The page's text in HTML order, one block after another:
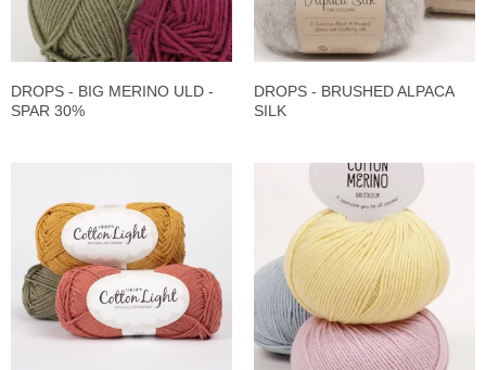
DROPS - BIG MERINO ULD -
SPAR 30%
DROPS - BRUSHED ALPACA
SILK